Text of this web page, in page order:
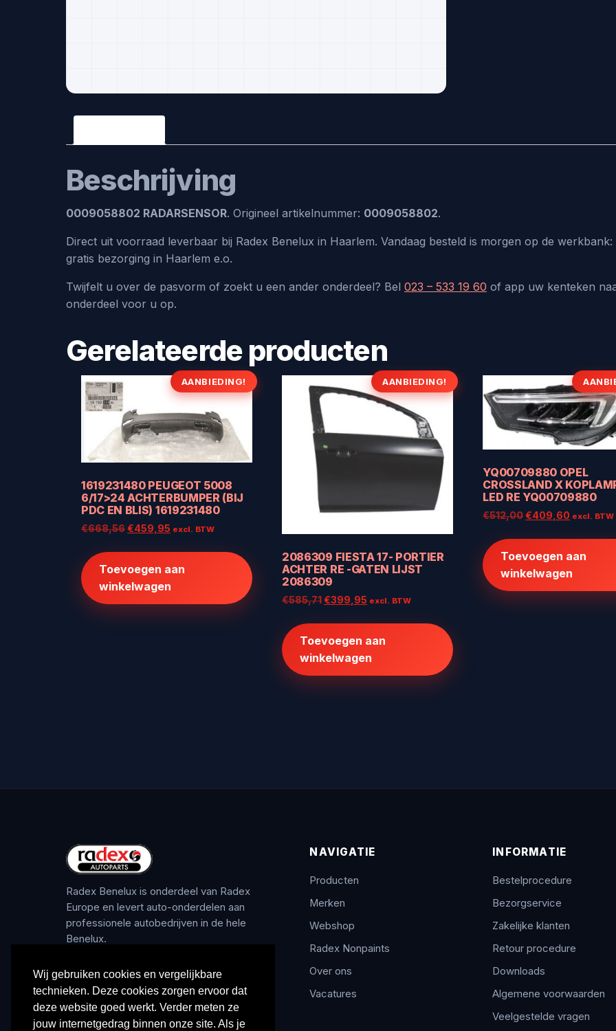
Wij gebruiken cookies en vergelijkbare
technieken. Deze cookies zorgen ervoor dat
deze website goed werkt. Verder meten ze
jouw internetgedrag binnen onze site. Als je
Beschrijving
0009058802 RADARSENSOR. Origineel artikelnummer: 0009058802.
Direct uit voorraad leverbaar bij Radex Benelux in Haarlem. Vandaag besteld is morgen op de
gratis bezorging in Haarlem e.o.
Twijfelt u over de pasvorm of zoekt u een ander onderdeel? Bel 023 – 533 19 60 of app uw kenteken
onderdeel voor u op.
Gerelateerde producten
AANBIEDING!
1619231480 PEUGEOT 5008
6/17>24 ACHTERBUMPER (BIJ
PDC EN BLIS) 1619231480
€668,56Oorspronkelijke
€668,56.
€459,95 Huidige
€459,95.
excl. BTW
Toevoegen aan
winkelwagen
AANBIEDING!
2086309 FIESTA 17- PORTIER
ACHTER RE -GATEN LIJST
2086309
€585,71Oorspronkelijke
€585,71.
€399,95 Huidige
€399,95.
excl. BTW
Toevoegen aan
winkelwagen
YQ00709880 OPEL
CROSSLAND X
LED RE YQ00709880
€512,00Oorspronkelijke
€512,00.
€409,60 Huidige
€409,60.
excl. BTW
Toevoegen aan
winkelwagen
Radex Benelux is onderdeel van Radex
Europe en levert auto-onderdelen aan
professionele autobedrijven in de hele
Benelux.
NAVIGATIE
Producten
Merken
Webshop
Radex Nonpaints
Over ons
Vacatures
INFORMATIE
Bestelprocedure
Bezorgservice
Zakelijke klanten
Retour procedure
Downloads
Algemene voorwaarden
Veelgestelde vragen